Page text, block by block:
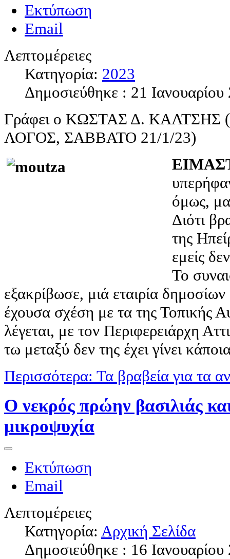
Εκτύπωση
Email
Λεπτομέρειες
Κατηγορία: 2023
Δημοσιεύθηκε : 21 Ιανουαρίου
Γράφει ο ΚΩΣΤΑΣ Δ. ΚΑΛΤΣΗΣ
ΛΟΓΟΣ, ΣΑΒΒΑΤΟ 21/1/23)
όμως,
Διότι
της
εμείς
Το
εξακρίβωσε, μιά εταιρία
έχουσα σχέση με τα της Τοπικής
λέγεται, με τον Περιφερειάρχη
τω μεταξύ δεν της έχει γίνει
Περισσότερα: Τα βραβεία για τα
Ο νεκρός πρώην βασιλιάς
μικροψυχία
Εκτύπωση
Email
Λεπτομέρειες
Κατηγορία: Αρχική Σελίδα
Δημοσιεύθηκε : 16 Ιανουαρίου